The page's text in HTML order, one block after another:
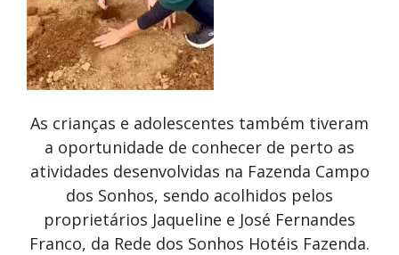
As crianças e adolescentes também tiveram
a oportunidade de conhecer de perto as
atividades desenvolvidas na Fazenda Campo
dos Sonhos, sendo acolhidos pelos
proprietários Jaqueline e José Fernandes
Franco, da Rede dos Sonhos Hotéis Fazenda.